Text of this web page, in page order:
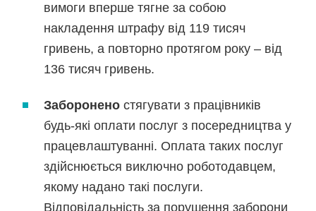
вимоги вперше тягне за собою
накладення штрафу від 119 тисяч
гривень, а повторно протягом року – від
136 тисяч гривень.
Заборонено стягувати з працівників
будь-які оплати послуг з посередництва у
працевлаштуванні. Оплата таких послуг
здійснюється виключно роботодавцем,
якому надано такі послуги.
Відповідальність за порушення заборони